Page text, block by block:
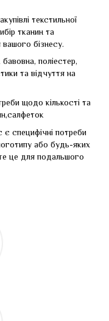
текстильної
тканин та
бізнесу.
бавовна, поліестер,
та відчуття на
щодо кількості та
специфічні потреби
або будь-яких
це для подальшого